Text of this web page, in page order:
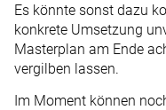
Es könnte sonst dazu
konkrete Umsetzung
Masterplan am Ende
vergilben lassen.
Im Moment können